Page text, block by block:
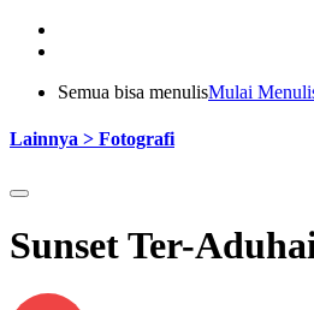
Semua bisa menulisMulai
Lainnya > Fotografi
Sunset Ter-